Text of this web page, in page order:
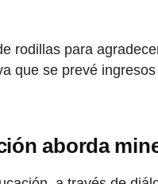
rodillas para
que se prevé
aborda